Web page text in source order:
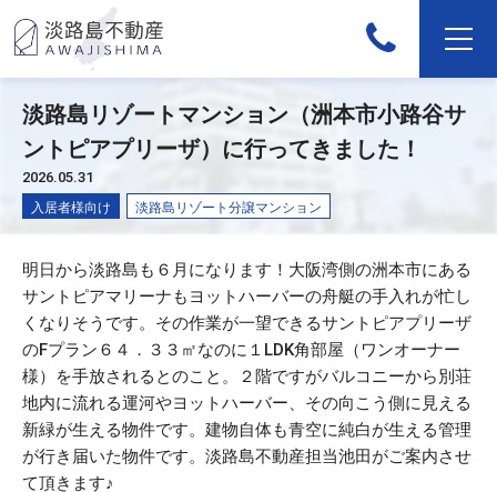
淡路島リゾートマンション（洲本市小路谷サ
ントピアプリーザ）に行ってきました！
2026.05.31
入居者様向け 淡路島リゾート分譲マンション
明日から淡路島も６月になります！大阪湾側の洲本市にある
サントピアマリーナもヨットハーバーの舟艇の手入れが忙し
くなりそうです。その作業が一望できるサントピアプリーザ
のFプラン６４．３３㎡なのに１LDK角部屋（ワンオーナー
様）を手放されるとのこと。２階ですがバルコニーから別荘
地内に流れる運河やヨットハーバー、その向こう側に見える
新緑が生える物件です。建物自体も青空に純白が生える管理
が行き届いた物件です。淡路島不動産担当池田がご案内させ
て頂きます♪